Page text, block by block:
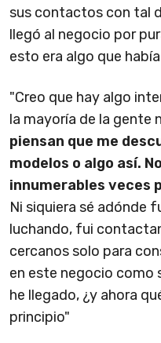
sus contactos con tal
llegó al negocio por
esto era algo que
"Creo que hay algo
la mayoría de la gente
piensan que me
modelos o algo así.
innumerables veces
Ni siquiera sé adónde
luchando, fui
cercanos solo para
en este negocio como
he llegado, ¿y ahora
principio"